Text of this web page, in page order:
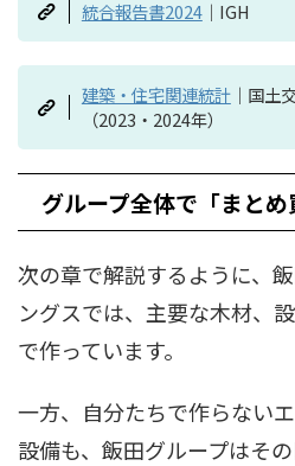
統合報告書2024｜IGH
建築・住宅関連統計｜国土
（2023・2024年）
グループ全体で「まとめ
次の章で解説するように、
ングスでは、主要な木材、
で作っています。
一方、自分たちで作らない
設備も、飯田グループはそ